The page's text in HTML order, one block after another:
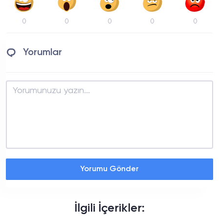
0 0 0 0 0
Yorumlar
Yorumu Gönder
İlgili İçerikler: